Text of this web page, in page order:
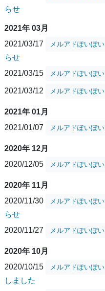
らせ
2021年 03月
2021/03/17
メルアドぽいぽい
らせ
2021/03/15
メルアドぽいぽい
2021/03/12 メルアドぽいぽい
2021年 01月
2021/01/07
メルアドぽいぽい
2020年 12月
2020/12/05
メルアドぽいぽい
2020年 11月
2020/11/30
メルアドぽいぽい
らせ
2020/11/27
メルアドぽいぽい
2020年 10月
2020/10/15
メルアドぽいぽい
しました